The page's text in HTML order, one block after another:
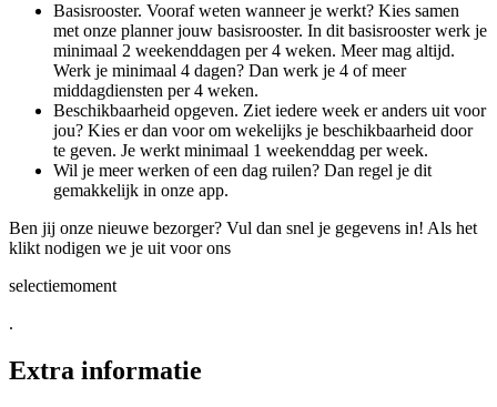
Basisrooster. Vooraf weten wanneer je werkt? Kies samen
met onze planner jouw basisrooster. In dit basisrooster werk je
minimaal 2 weekenddagen per 4 weken. Meer mag altijd.
Werk je minimaal 4 dagen? Dan werk je 4 of meer
middagdiensten per 4 weken.
Beschikbaarheid opgeven. Ziet iedere week er anders uit voor
jou? Kies er dan voor om wekelijks je beschikbaarheid door
te geven. Je werkt minimaal 1 weekenddag per week.
Wil je meer werken of een dag ruilen? Dan regel je dit
gemakkelijk in onze app.
Ben jij onze nieuwe bezorger? Vul dan snel je gegevens in! Als het
klikt nodigen we je uit voor ons
selectiemoment
.
Extra informatie